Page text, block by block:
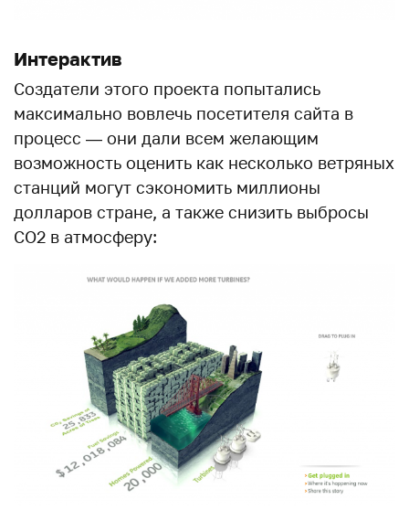
Интерактив
Создатели этого проекта попытались
максимально вовлечь посетителя сайта в
процесс — они дали всем желающим
возможность оценить как несколько ветряных
станций могут сэкономить миллионы
долларов стране, а также снизить выбросы
СО2 в атмосферу: